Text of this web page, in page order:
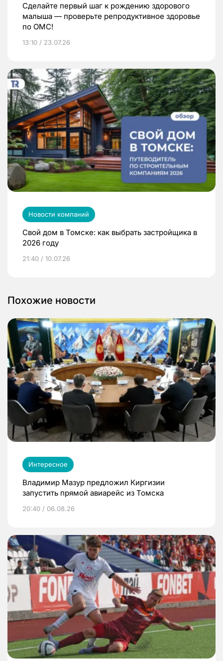
Сделайте первый шаг к рождению здорового
малыша — проверьте репродуктивное здоровье
по ОМС!
13:10 / 23.07.26
Новости компаний
Свой дом в Томске: как выбрать застройщика в
2026 году
21:40 / 10.07.26
Похожие новости
Интересное
Владимир Мазур предложил Киргизии
запустить прямой авиарейс из Томска
20:40 / 06.08.26